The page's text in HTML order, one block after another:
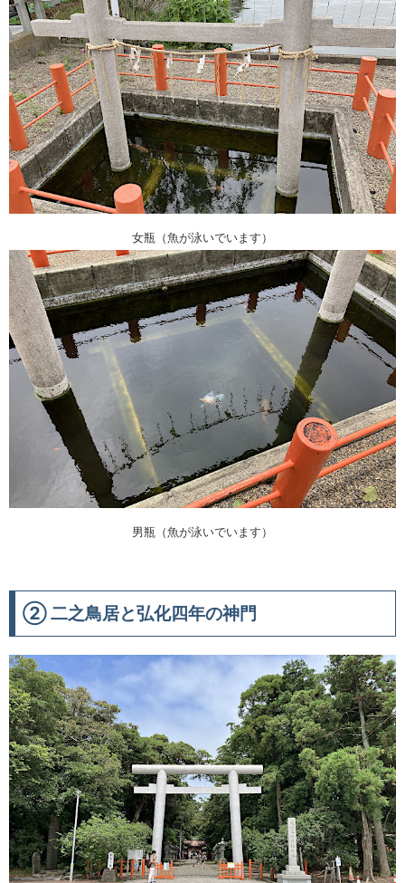
女瓶（魚が泳いでいます）
男瓶（魚が泳いでいます）
② 二之鳥居と弘化四年の神門